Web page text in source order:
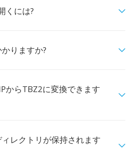
くには?
りますか?
からTBZ2に変換できます
レクトリが保持されます